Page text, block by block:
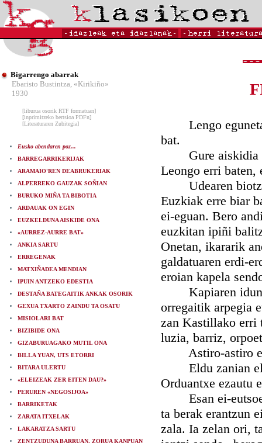
Bigarrengo abarrak
Ebaristo Bustintza, «Kirikiño»
1930
[liburua osorik RTF formatuan]
[inprimitzeko bertsioa PDFn]
[Literaturaren Zubitegia]
Eusko abendaren poz...
BARREGARRIKERIJAK
ARAMAIO'REN DEABRUKERIAK
ALPERREKO GAUZAK SOÑIAN
BURUKO MIÑA TA BIBOTIA
ARDAUAK ON EGIN
EUZKELDUNA AISKIDE ONA
«AURREZ-AURRE BAT»
ANKIA SARTU
ERREGENAK
MATXIÑADEA MENDIAN
IPUIN ANTZEKO EDESTIA
DESTAÑA BATEGAITIK ANKAK OSORIK
GEXUA TXARTO ZAINDU TA OSATU
MISIOLARI BAT
BIZIBIDE ONA
GIZABURUAGAKO MUTIL ONA
BILLA YUAN, UTS ETORRI
BITARA ULERTU
«ELEIZEAK ZER EITEN DAU?»
PERUREN «NEGOSIJOA»
BARRIKETAK
ZARATA ITXELAK
LAKARATZA SARTU
ZENTZUDUNA BARRUAN, ZORUA KANPUAN
Lengo
bat.
Gure aiskidia ta
Leongo erri baten,
Udearen biotz-
Euzkiak erre biar
ei-eguan. Bero
euzkitan ipiñi
Onetan, ikararik
galdatuaren erdi-
eroian kapela
Kapiaren iduna
orregaitik arpegia
zan Kastillako erri
luzia, barriz,
Astiro-astiro ei-
Eldu zanian
Orduantxe ezautu
Esan ei-eutsoen
ta berak erantzun
zala. Ia zelan ori,